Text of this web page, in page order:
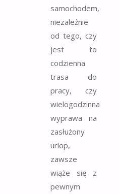
samochodem,
niezależnie
od tego, czy
jest to
codzienna
trasa do
pracy, czy
wielogodzinna
wyprawa na
zasłużony
urlop,
zawsze
wiąże się z
pewnym